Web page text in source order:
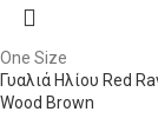
One Size
Γυαλιά Ηλίου Red
Wood Brown